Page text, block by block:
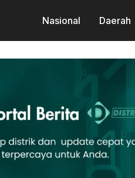
Nasional Daerah